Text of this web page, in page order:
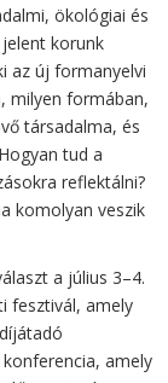
ökológiai és
korunk
az új formanyelvi
milyen formában,
társadalma, és
tud a
reflektálni?
komolyan veszik
a július 3–4.
fesztivál, amely
konferencia, amely